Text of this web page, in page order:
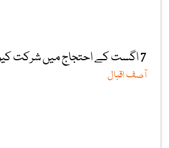
7 اگست کے احتجاج میں شرکت کیوں ضروری ہے؟
آصف اقبال